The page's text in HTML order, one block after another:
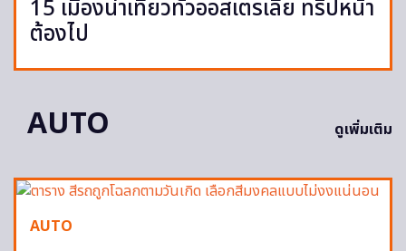
15 เมืองน่าเที่ยวทั่วออสเตรเลีย ทริปหน้า
ต้องไป
AUTO ดูเพิ่มเติม
AUTO